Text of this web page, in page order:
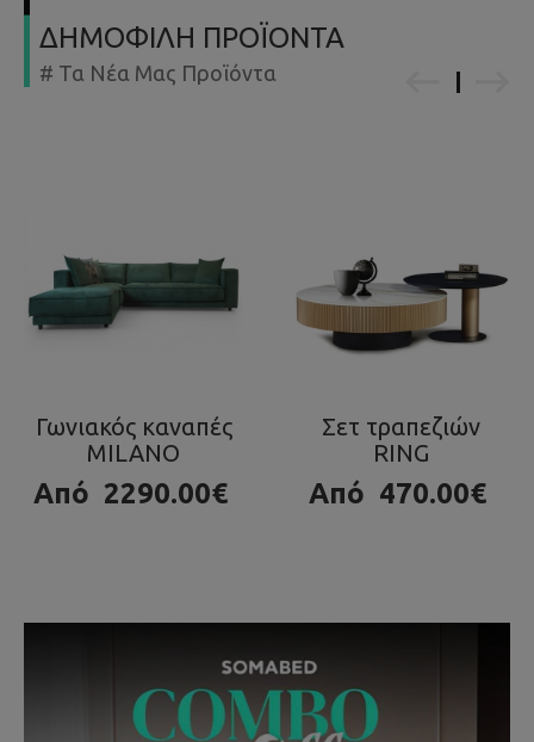
ΔΗΜΟΦΙΛΗ ΠΡΟΪΟΝΤΑ
# Τα Νέα Μας Προϊόντα
Σετ τραπεζιών
RING
Από 470.00€
Τραπεζάκι OLA
980.00€